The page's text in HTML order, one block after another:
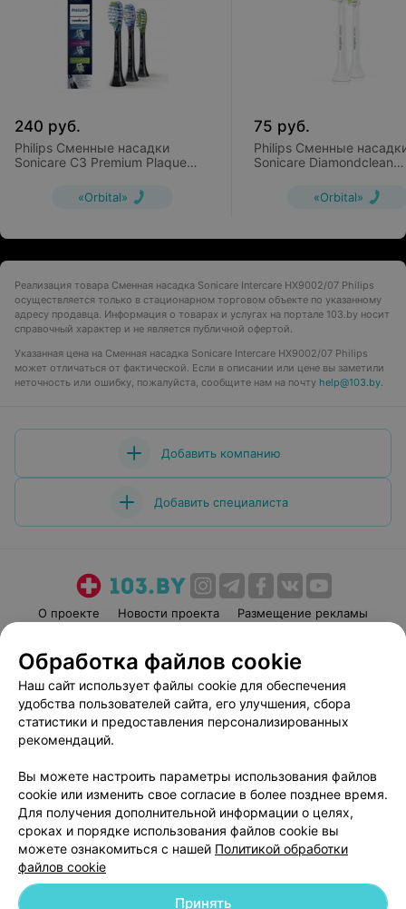
240 руб.
Philips Сменные насадки
Sonicare C3 Premium Plaque
«Orbital»
75 руб.
Philips Сменные
Sonicare Diamondclean
«Orbital»
Реализация товара Сменная насадка Sonicare Intercare HX9002/07 Philips
осуществляется только в стационарном торговом объекте по указанному
адресу продавца. Информация о товарах и услугах на портале 103.by носит
справочный характер и не является публичной офертой.
Указанная цена на Сменная насадка Sonicare Intercare HX9002/07 Philips
может отличаться от фактической. Если в описании или цене вы заметили
неточность или ошибку, пожалуйста, сообщите нам на почту help@103.by.
Добавить компанию
Добавить специалиста
О проекте Новости проекта
Размещение рекламы
Пользовательское соглашение
Способы оплаты
Вакансии
Партнеры
Написать руководителю 103.by
Обработка персональных данных
Обработка файлов cookie
Наш сайт использует файлы cookie для обеспечения
удобства пользователей сайта, его улучшения, сбора
статистики и предоставления персонализированных
рекомендаций.
Вы можете настроить параметры использования файлов
cookie или изменить свое согласие в более позднее время.
Для получения дополнительной информации о целях,
сроках и порядке использования файлов cookie вы
можете ознакомиться с нашей Политикой обработки
файлов cookie
Принять